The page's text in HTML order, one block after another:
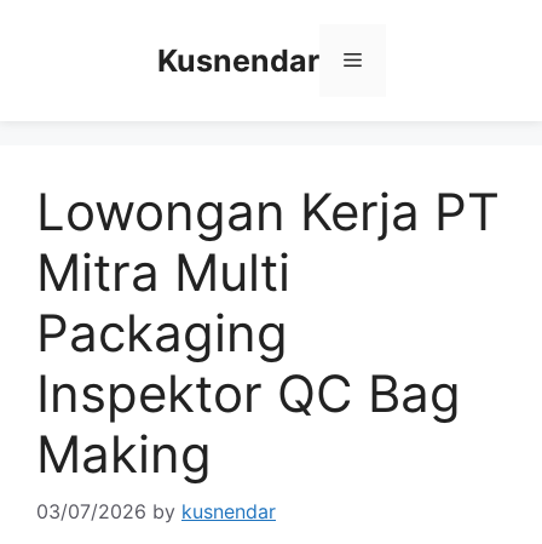
Kusnendar Menu
Lowongan Kerja PT
Mitra Multi
Packaging
Inspektor QC Bag
Making
03/07/2026 by kusnendar